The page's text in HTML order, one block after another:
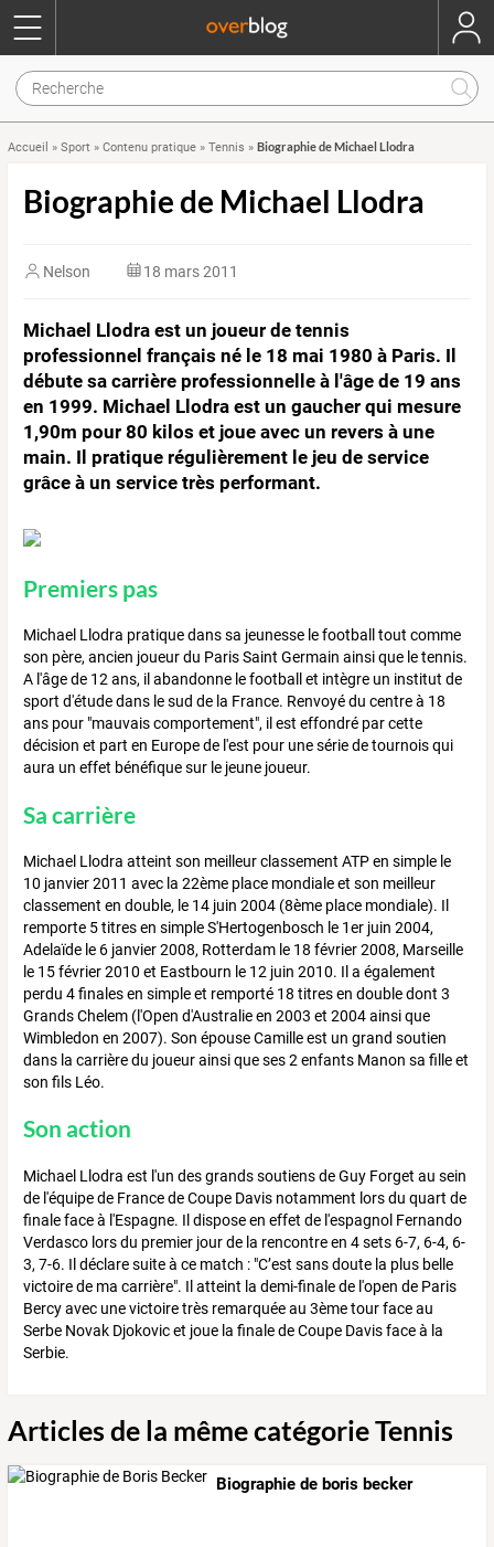
Accueil » Sport » Contenu pratique » Tennis » Biographie de Michael Llodra
Biographie de Michael Llodra
Nelson 18 mars 2011
Michael Llodra est un joueur de tennis
professionnel français né le 18 mai 1980 à Paris. Il
débute sa carrière professionnelle à l'âge de 19 ans
en 1999. Michael Llodra est un gaucher qui mesure
1,90m pour 80 kilos et joue avec un revers à une
main. Il pratique régulièrement le jeu de service
grâce à un service très performant.
Premiers pas
Michael Llodra pratique dans sa jeunesse le football tout comme
son père, ancien joueur du Paris Saint Germain ainsi que le tennis.
A l'âge de 12 ans, il abandonne le football et intègre un institut de
sport d'étude dans le sud de la France. Renvoyé du centre à 18
ans pour "mauvais comportement", il est effondré par cette
décision et part en Europe de l'est pour une série de tournois qui
aura un effet bénéfique sur le jeune joueur.
Sa carrière
Michael Llodra atteint son meilleur classement ATP en simple le
10 janvier 2011 avec la 22ème place mondiale et son meilleur
classement en double, le 14 juin 2004 (8ème place mondiale). Il
remporte 5 titres en simple S'Hertogenbosch le 1er juin 2004,
Adelaïde le 6 janvier 2008, Rotterdam le 18 février 2008, Marseille
le 15 février 2010 et Eastbourn le 12 juin 2010. Il a également
perdu 4 finales en simple et remporté 18 titres en double dont 3
Grands Chelem (l'Open d'Australie en 2003 et 2004 ainsi que
Wimbledon en 2007). Son épouse Camille est un grand soutien
dans la carrière du joueur ainsi que ses 2 enfants Manon sa fille et
son fils Léo.
Son action
Michael Llodra est l'un des grands soutiens de Guy Forget au sein
de l'équipe de France de Coupe Davis notamment lors du quart de
finale face à l'Espagne. Il dispose en effet de l'espagnol Fernando
Verdasco lors du premier jour de la rencontre en 4 sets 6-7, 6-4, 6-
3, 7-6. Il déclare suite à ce match : "C’est sans doute la plus belle
victoire de ma carrière". Il atteint la demi-finale de l'open de Paris
Bercy avec une victoire très remarquée au 3ème tour face au
Serbe Novak Djokovic et joue la finale de Coupe Davis face à la
Serbie.
Articles de la même catégorie Tennis
Biographie de boris becker